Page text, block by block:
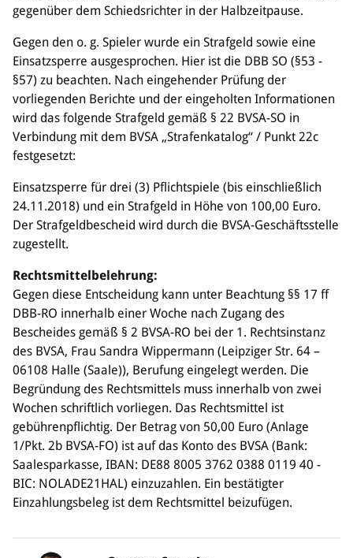
Sportorganisation
Spielbetrieb
BVSA-Events
Hallenübersicht
Digitaler Spielberichtsbogen
Regelwerk
Leistungssport
Ausrichtung
Auswahlen
Mitteldeutsche Liga (MDL)
Allgemeines
Projekte
Bildung
Info
Trainerwesen
Bildungsnetzwerk
Schiedsrichterwesen
Bildungsangebote im BVSA
Externe Bildungsangebote
Service
gegenüber dem Schiedsrichter in der Halbzeitpause.
Gegen den o. g. Spieler wurde ein Strafgeld sowie eine
Einsatzsperre ausgesprochen. Hier ist die DBB SO (§53 -
§57) zu beachten. Nach eingehender Prüfung der
vorliegenden Berichte und der eingeholten Informationen
wird das folgende Strafgeld gemäß § 22 BVSA-SO in
Verbindung mit dem BVSA „Strafenkatalog“ / Punkt 22c
festgesetzt:
Einsatzsperre für drei (3) Pflichtspiele (bis einschließlich
24.11.2018) und ein Strafgeld in Höhe von 100,00 Euro.
Der Strafgeldbescheid wird durch die BVSA-Geschäftsstelle
zugestellt.
Rechtsmittelbelehrung:
Gegen diese Entscheidung kann unter Beachtung §§ 17 ff
DBB-RO innerhalb einer Woche nach Zugang des
Bescheides gemäß § 2 BVSA-RO bei der 1. Rechtsinstanz
des BVSA, Frau Sandra Wippermann (Leipziger Str. 64 –
06108 Halle (Saale)), Berufung eingelegt werden. Die
Begründung des Rechtsmittels muss innerhalb von zwei
Wochen schriftlich vorliegen. Das Rechtsmittel ist
gebührenpflichtig. Der Betrag von 50,00 Euro (Anlage
1/Pkt. 2b BVSA-FO) ist auf das Konto des BVSA (Bank:
Saalesparkasse, IBAN: DE88 8005 3762 0388 0119 40 -
BIC: NOLADE21HAL) einzuzahlen. Ein bestätigter
Einzahlungsbeleg ist dem Rechtsmittel beizufügen.